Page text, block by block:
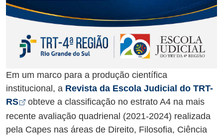
Em um marco para a produção científica
institucional, a Revista da Escola Judicial do TRT-
RS
Abre em nova aba
obteve a classificação no estrato A4 na mais
recente avaliação quadrienal (2021-2024) realizada
pela Capes nas áreas de Direito, Filosofia, Ciência